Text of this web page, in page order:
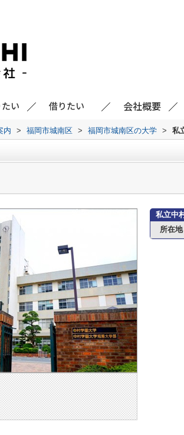
い 借りたい 会社概要
内 > 福岡市城南区 > 福岡市城南区の大学 > 私
私立中
所在地